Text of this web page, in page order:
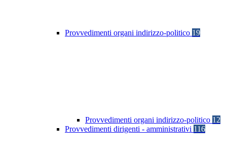
Provvedimenti organi indirizzo-politico 19
Provvedimenti organi indirizzo-politico 12
Provvedimenti dirigenti - amministrativi 116